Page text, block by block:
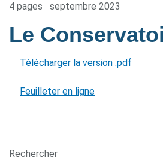
4 pages septembre 2023
Le
Télécharger la version .pdf
Feuilleter en ligne
Rechercher